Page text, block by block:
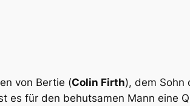
von Bertie (Colin Firth), dem Sohn
es für den behutsamen Mann eine